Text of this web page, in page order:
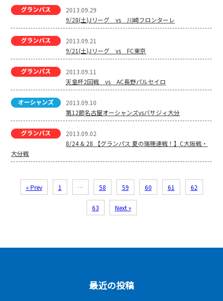
2013.09.29
9/28(土)Jリーグ vs 川崎フロンターレ
2013.09.21
9/21(土)Jリーグ vs FC東京
2013.09.11
天皇杯2回戦 vs AC長野パルセイロ
2013.09.10
第12節名古屋オーシャンズvsバサジィ大分
2013.09.02
8/24 & 28 【グランパス 夏の瑞穂連戦！】C大阪戦・
大分戦
« Prev 1 … 58 59 60 61 62
63 Next »
最近の投稿